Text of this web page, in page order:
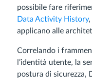
possibile fare
Data Activity History,
applicano alle
Correlando i
l’identità utente, la
postura di sicurezza,